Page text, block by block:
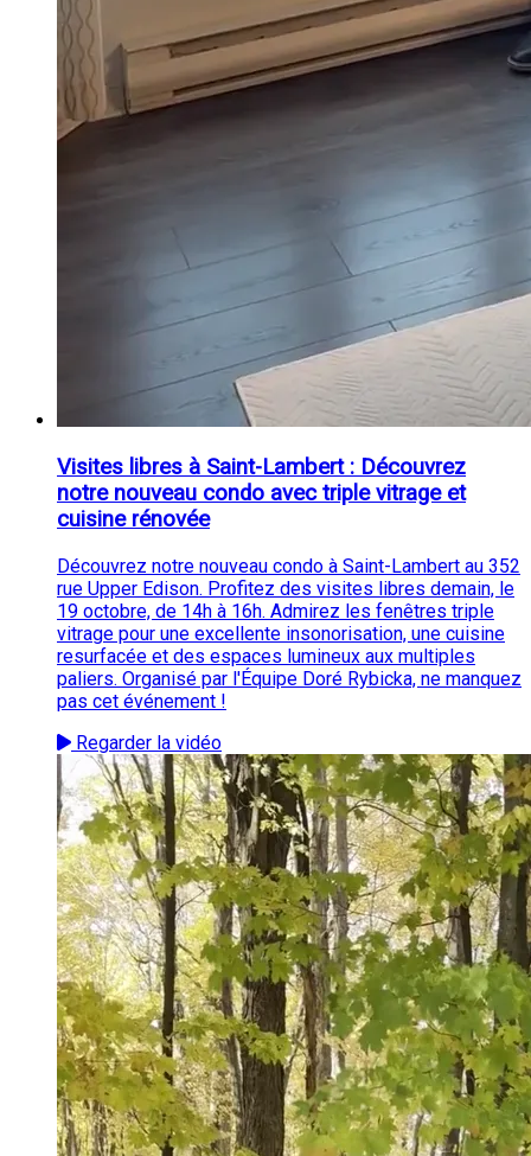
Visites libres à Saint-Lambert : Découvrez
notre nouveau condo avec triple vitrage et
cuisine rénovée
Découvrez notre nouveau condo à Saint-Lambert au 352
rue Upper Edison. Profitez des visites libres demain, le
19 octobre, de 14h à 16h. Admirez les fenêtres triple
vitrage pour une excellente insonorisation, une cuisine
resurfacée et des espaces lumineux aux multiples
paliers. Organisé par l'Équipe Doré Rybicka, ne manquez
pas cet événement !
Regarder la vidéo